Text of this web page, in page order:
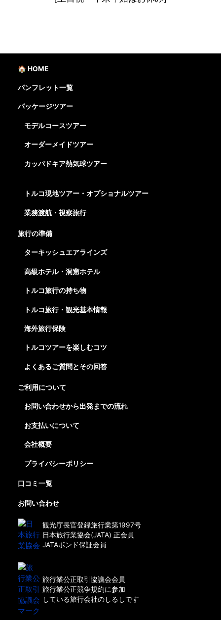
🏠 HOME
パンフレット一覧
パッケージツアー
モデルコースツアー
オーダーメイドツアー
カッパドキア熱気球ツアー
トルコ現地ツアー・オプショナルツアー
業務渡航・視察旅行
旅行の準備
ターキッシュエアラインズ
高級ホテル・洞窟ホテル
トルコ旅行の持ち物
トルコ旅行・観光基本情報
海外旅行保険
トルコツアーを楽しむコツ
よくあるご質問とその回答
ご利用について
お問い合わせから出発までの流れ
お支払いについて
会社概要
プライバシーポリシー
口コミ一覧
お問い合わせ
観光庁長官登録旅行業第1997号
日本旅行業協会(JATA) 正会員
JATAボンド保証会員
旅行業公正取引協議会会員
旅行業公正競争規約に参加
している旅行会社のしるしです